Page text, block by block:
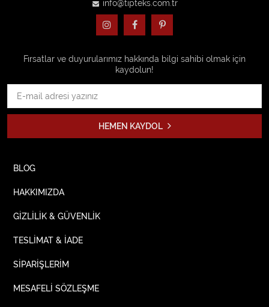
info@tipteks.com.tr
Fırsatlar ve duyurularımız hakkında bilgi sahibi olmak için
kaydolun!
HEMEN KAYDOL
BLOG
HAKKIMIZDA
GİZLİLİK & GÜVENLİK
TESLİMAT & İADE
SİPARİŞLERİM
MESAFELİ SÖZLEŞME